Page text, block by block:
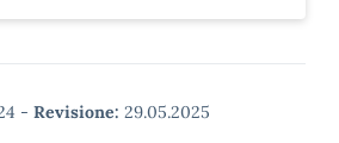
- Revisione: 29.05.2025